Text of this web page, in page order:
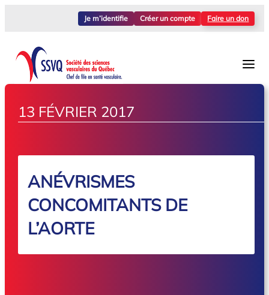
Je m’identifie Créer un compte Faire un don
13 FÉVRIER 2017
ANÉVRISMES
CONCOMITANTS DE
L’AORTE